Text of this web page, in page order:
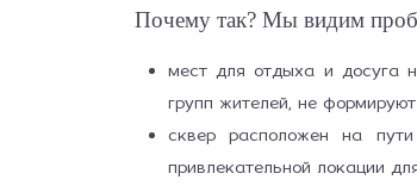
Почему так? Мы видим
мест для отдыха и досуга
групп жителей, не
сквер расположен на
привлекательной локации